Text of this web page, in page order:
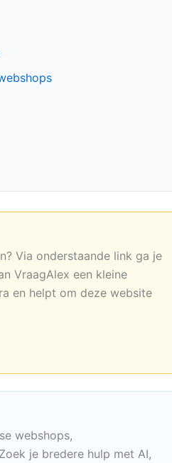
Via onderstaande link ga je
VraagAlex een kleine
en helpt om deze website
webshops,
je bredere hulp met AI,